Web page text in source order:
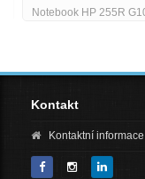
Notebook HP 255R G10
Kontakt
Kontaktní informace